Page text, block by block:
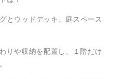
とウッドデッキ、庭スペース
りや収納を配置し、１階だけ